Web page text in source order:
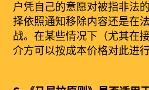
户凭自己的意愿对被指非法
择依照通知移除内容还是在
战。在某些情况下（尤其在
介方可以按成本价格对此进行